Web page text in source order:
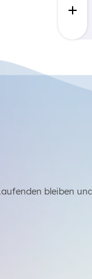
bleiben